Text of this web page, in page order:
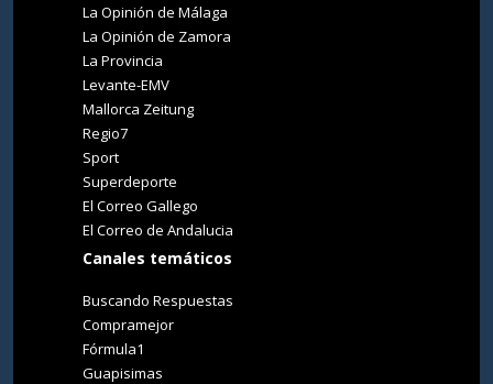
La Opinión de Málaga
La Opinión de Zamora
La Provincia
Levante-EMV
Mallorca Zeitung
Regio7
Sport
Superdeporte
El Correo Gallego
El Correo de Andalucia
Canales temáticos
Buscando Respuestas
Compramejor
Fórmula1
Guapisimas